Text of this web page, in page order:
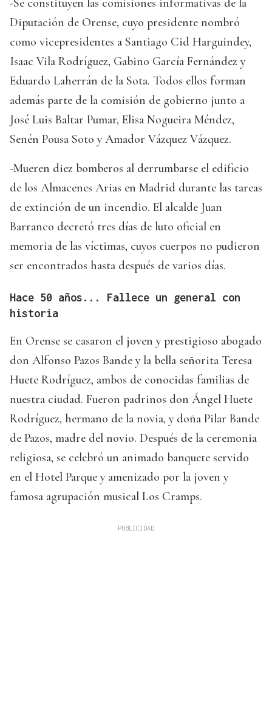
Diputación de Orense, cuyo presidente nombró
como vicepresidentes a Santiago Cid Harguindey,
Isaac Vila Rodríguez, Gabino García Fernández y
Eduardo Laherrán de la Sota. Todos ellos forman
además parte de la comisión de gobierno junto a
José Luis Baltar Pumar, Elisa Nogueira Méndez,
Senén Pousa Soto y Amador Vázquez Vázquez.
-Mueren diez bomberos al derrumbarse el edificio
de los Almacenes Arias en Madrid durante las tareas
de extinción de un incendio. El alcalde Juan
Barranco decretó tres días de luto oficial en
memoria de las víctimas, cuyos cuerpos no pudieron
ser encontrados hasta después de varios días.
Hace 50 años... Fallece un general con
historia
En Orense se casaron el joven y prestigioso abogado
don Alfonso Pazos Bande y la bella señorita Teresa
Huete Rodríguez, ambos de conocidas familias de
nuestra ciudad. Fueron padrinos don Ángel Huete
Rodríguez, hermano de la novia, y doña Pilar Bande
de Pazos, madre del novio. Después de la ceremonia
religiosa, se celebró un animado banquete servido
en el Hotel Parque y amenizado por la joven y
famosa agrupación musical Los Cramps.